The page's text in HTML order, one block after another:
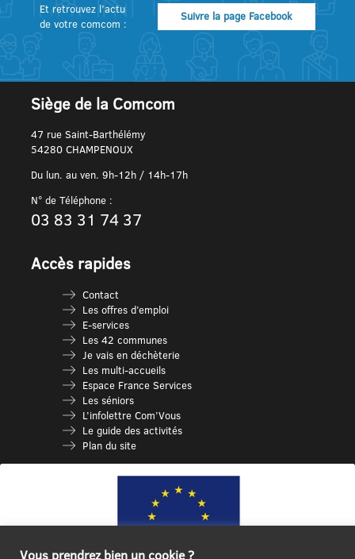
Et retrouvez l’actu
de votre comcom :
Suivre la page Facebook
Siège de la Comcom
47 rue Saint-Barthélémy
54280 CHAMPENOUX
Du lun. au ven. 9h-12h / 14h-17h
N° de Téléphone :
03 83 31 74 37
Accès rapides
Contact
Les offres d’emploi
E-services
Les 42 communes
Je vais en déchèterie
Les multi-accueils
Espace France Services
Les séniors
L’infolettre Com’Vous
Le guide des activités
Plan du site
Vous prendrez bien un cookie ?